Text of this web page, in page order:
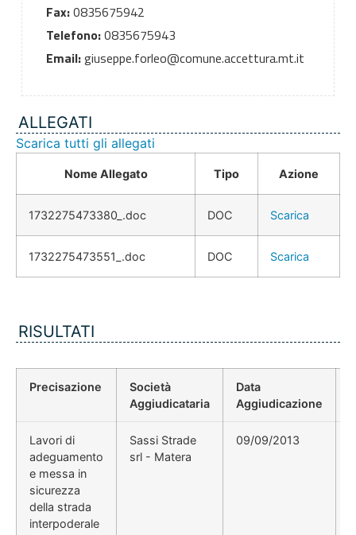
Fax:0835675942
Telefono:0835675943
Email:giuseppe.forleo@comune.accettura.mt.it
ALLEGATI
Scarica tutti gli allegati
Nome Allegato Tipo Azione
1732275473380_.doc DOC Scarica
1732275473551_.doc DOC Scarica
RISULTATI
Precisazione
Società
Aggiudicataria
Data
Aggiudicazione
Lavori di
adeguamento
e messa in
sicurezza
della strada
interpoderale
Sassi Strade
srl - Matera
09/09/2013